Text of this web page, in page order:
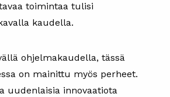
toimintaa tulisi
kaudella.
ohjelmakaudella, tässä
on mainittu myös perheet.
uudenlaisia innovaatiota